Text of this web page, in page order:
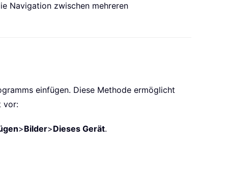
Navigation zwischen mehreren
einfügen. Diese Methode ermöglicht
vor:
>Bilder>Dieses Gerät.